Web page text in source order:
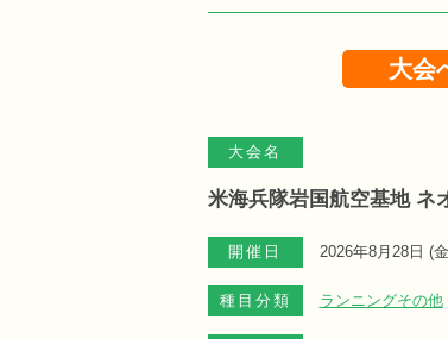
大会
大会名
米海兵隊岩国航空基地 ネ
開催日 2026年8月28日 (金
種目分類 ランニングその他